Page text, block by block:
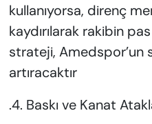
kullanıyorsa, direnç
kaydırılarak rakibin
strateji, Amedspor’un
artıracaktır
.4. Baskı ve Kanat